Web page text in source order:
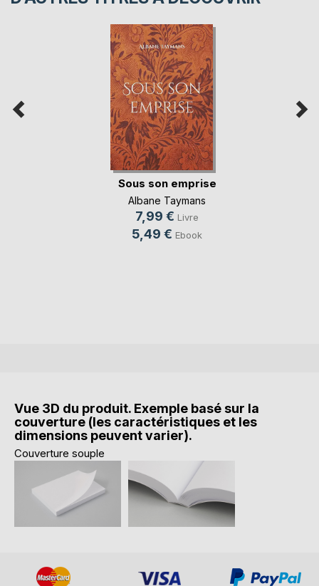
Sous son emprise
Albane Taymans
7,99 € Livre
5,49 € Ebook
Vue 3D du produit. Exemple basé sur la
couverture (les caractéristiques et les
dimensions peuvent varier).
Couverture souple